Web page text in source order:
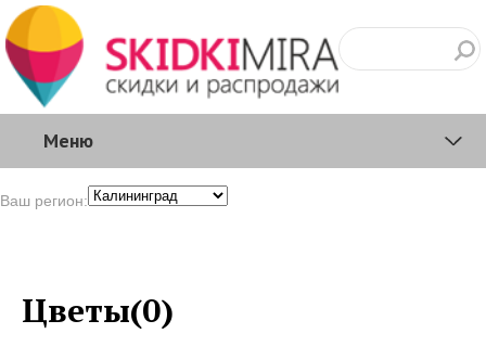
Меню
Ваш регион:
Цветы(0)